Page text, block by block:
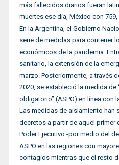
más fallecidos diarios fueran
muertes ese día, México con 759,
En la Argentina, el Gobierno
serie de medidas para contener
económicos de la pandemia.
sanitario, la extensión de la
marzo. Posteriormente, a través
2020, se estableció la medida
obligatorio” (ASPO) en línea con
Las medidas de aislamiento
decretos a partir de aquel primer
Poder Ejecutivo -por medio del
ASPO en las regiones con
contagios mientras que el resto